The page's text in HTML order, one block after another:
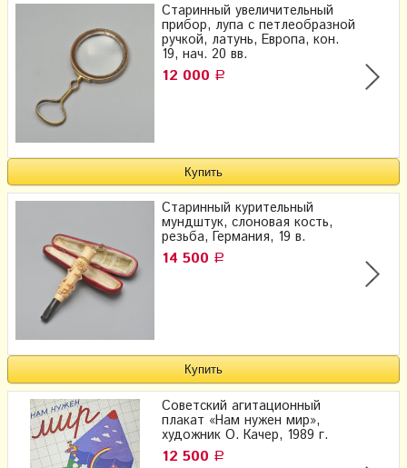
Старинный увеличительный
прибор, лупа с петлеобразной
ручкой, латунь, Европа, кон.
19, нач. 20 вв.
12 000 Р
Старинный курительный
мундштук, слоновая кость,
резьба, Германия, 19 в.
14 500 Р
Советский агитационный
плакат «Нам нужен мир»,
художник О. Качер, 1989 г.
12 500 Р